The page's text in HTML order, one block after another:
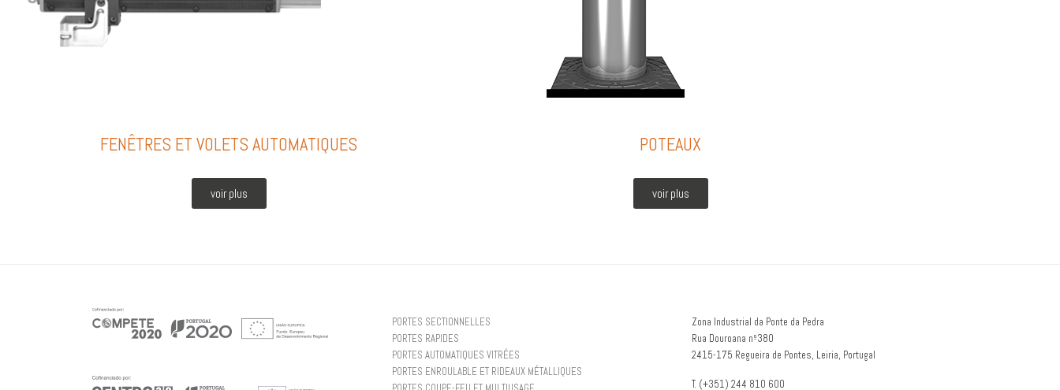
FENÊTRES ET VOLETS AUTOMATIQUES
voir plus
POTEAUX
voir plus
PORTES SECTIONNELLES
PORTES RAPIDES
PORTES AUTOMATIQUES VITRÉES
PORTES ENROULABLE ET RIDEAUX MÉTALLIQUES
Zona Industrial da Ponte da Pedra
Rua Douroana nº380
2415-175 Regueira de Pontes, Leiria, Portugal
T. (+351) 244 810 600